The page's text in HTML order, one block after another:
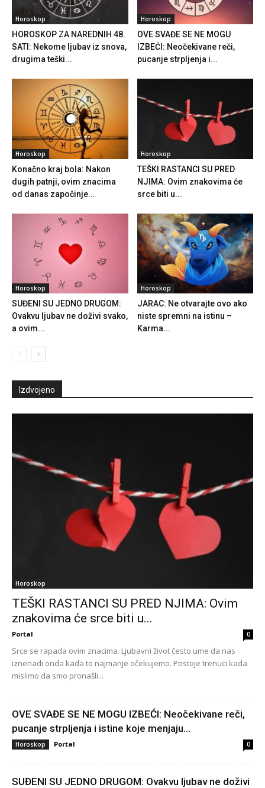
Horoskop
HOROSKOP ZA NAREDNIH 48.
SATI: Nekome ljubav iz snova,
drugima teški...
Horoskop
OVE SVAĐE SE NE MOGU
IZBEĆI: Neočekivane reči,
pucanje strpljenja i...
Horoskop
Konačno kraj bola: Nakon
dugih patnji, ovim znacima
od danas započinje...
Horoskop
TEŠKI RASTANCI SU PRED
NJIMA: Ovim znakovima će
srce biti u...
Horoskop
SUĐENI SU JEDNO DRUGOM:
Ovakvu ljubav ne doživi svako,
a ovim...
Horoskop
JARAC: Ne otvarajte ovo ako
niste spremni na istinu –
Karma...
Izdvojeno
Horoskop
TEŠKI RASTANCI SU PRED NJIMA: Ovim
znakovima će srce biti u...
Portal 0
Srce se rapada ovim znacima. Ljubavni život često ume da nas
iznenadi onda kada to najmanje očekujemo. Postoje trenuci kada
mislimo da smo pronašli...
OVE SVAĐE SE NE MOGU IZBEĆI: Neočekivane reči,
pucanje strpljenja i istine koje menjaju...
Horoskop Portal 0
SUĐENI SU JEDNO DRUGOM: Ovakvu ljubav ne doživi